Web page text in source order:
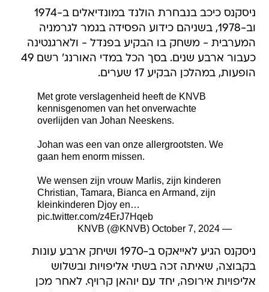
ניסקנס כיכב בנבחרת הולנד במונדיאלים ב-1974
וב-1978, בשניהם כידוע הפסידה בגמר לגרמניה
המערבית - משחק בו הבקיע בפנדל - ולארגנטינה
כעבור ארבע שנים. בסך הכל במדי האורנג' רשם 49
הופעות, במהלכן הבקיע 17 שערים.
Met grote verslagenheid heeft de KNVB
kennisgenomen van het onverwachte
overlijden van Johan Neeskens.
Johan was een van onze allergrootsten. We
gaan hem enorm missen.
We wensen zijn vrouw Marlis, zijn kinderen
Christian, Tamara, Bianca en Armand, zijn
kleinkinderen Djoy en…
pic.twitter.com/z4ErJ7Hqeb
— KNVB (@KNVB)
October 7, 2024
ניסקנס הגיע לאייאקס ב-1970 ושיחק ארבע עונות
בקבוצה, שאיתה זכה בשתי אליפויות ובשלוש
אליפויות אירופה, יחד עם יוהאן קרויף. לאחר מכן